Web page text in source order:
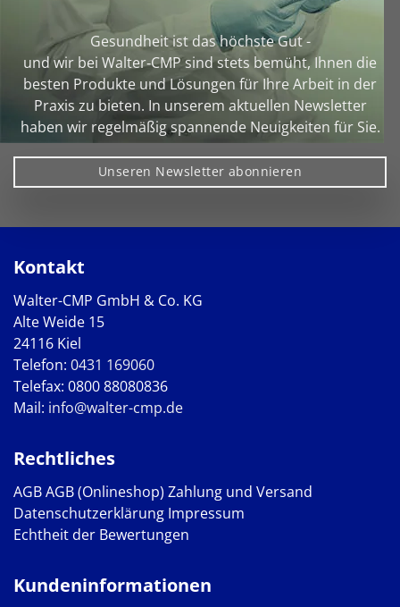
Gesundheit ist das höchste Gut -
und wir bei Walter‑CMP sind stets bemüht, Ihnen die
besten Produkte und Lösungen für Ihre Arbeit in der
Praxis zu bieten. In unserem aktuellen Newsletter
haben wir regelmäßig spannende Neuigkeiten für Sie.
Unseren Newsletter abonnieren
Kontakt
Walter-CMP GmbH & Co. KG
Alte Weide 15
24116 Kiel
Telefon: 0431 169060
Telefax: 0800 88080836
Mail: info@walter-cmp.de
Rechtliches
AGBAGB (Onlineshop) Zahlung und Versand
Datenschutzerklärung Impressum
Echtheit der Bewertungen
Kundeninformationen